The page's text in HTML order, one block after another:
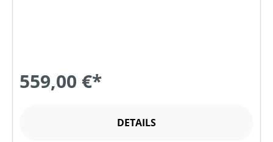
559,00 €*
DETAILS